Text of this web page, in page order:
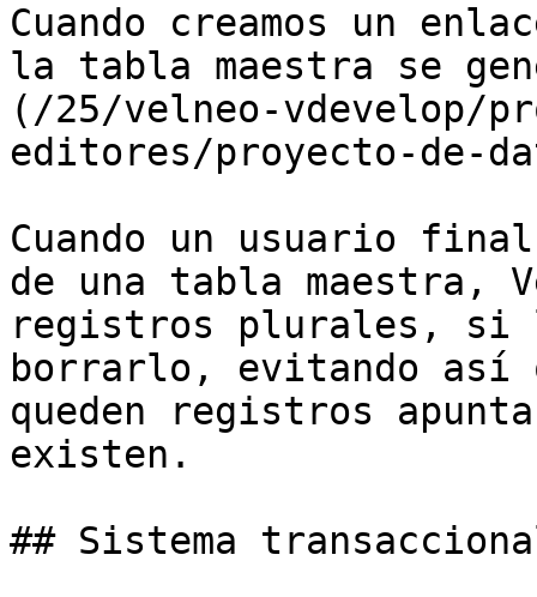
Cuando creamos un
la tabla maestra se
(/25/velneo-vdevelop/
editores/proyecto-de-
Cuando un usuario
de una tabla maestra,
registros plurales, si
borrarlo, evitando así
queden registros
existen.
## Sistema